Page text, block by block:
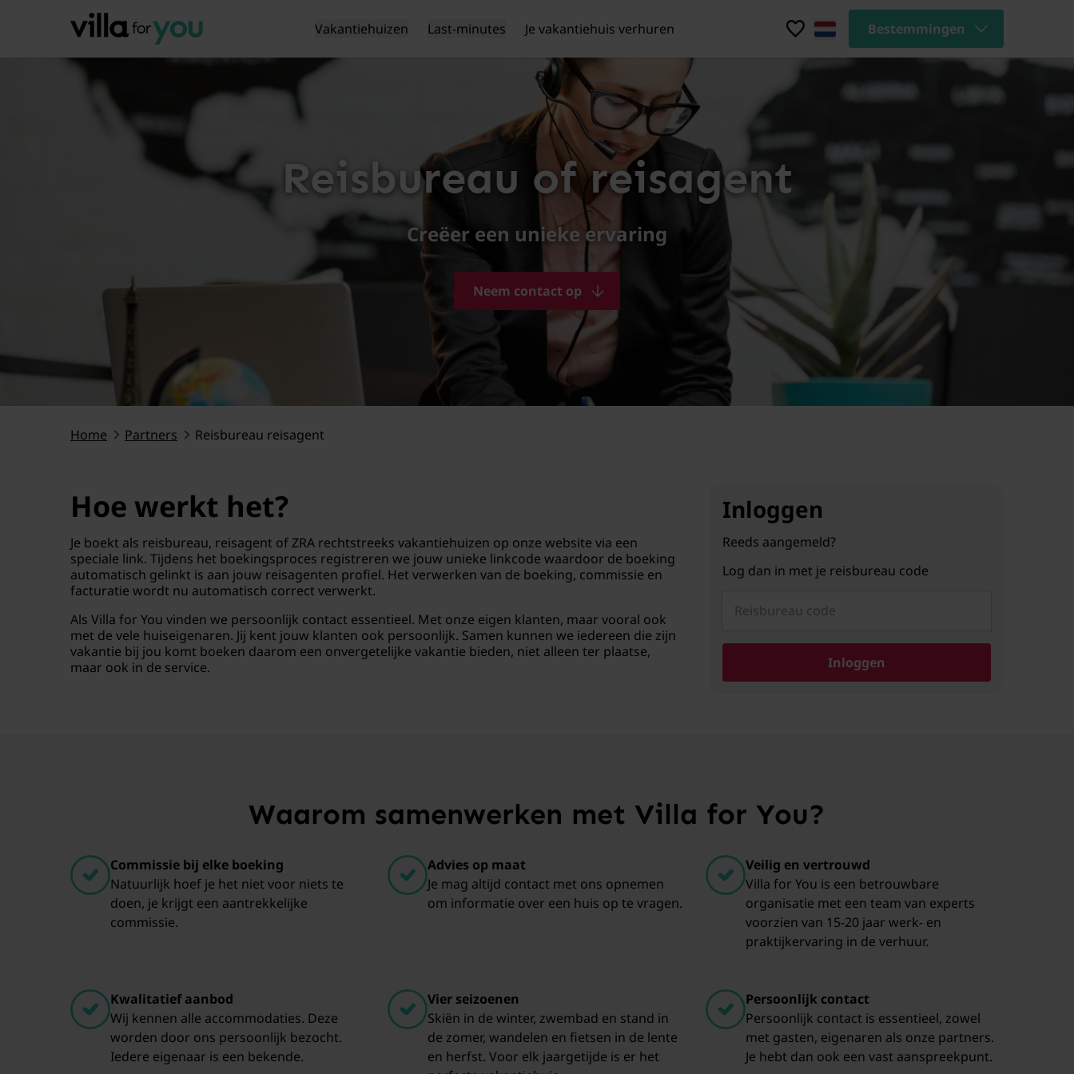
Vakantiehuizen Last-minutes Je vakantiehuis verhuren Bestemmingen
Reisbureau of reisagent
Creëer een unieke ervaring
Neem contact op
Home Partners Reisbureau reisagent
Hoe werkt het?
Je boekt als reisbureau, reisagent of ZRA rechtstreeks vakantiehuizen op onze website via een
speciale link. Tijdens het boekingsproces registreren we jouw unieke linkcode waardoor de boeking
automatisch gelinkt is aan jouw reisagenten profiel. Het verwerken van de boeking, commissie en
facturatie wordt nu automatisch correct verwerkt.
Als Villa for You vinden we persoonlijk contact essentieel. Met onze eigen klanten, maar vooral ook
met de vele huiseigenaren. Jij kent jouw klanten ook persoonlijk. Samen kunnen we iedereen die zijn
vakantie bij jou komt boeken daarom een onvergetelijke vakantie bieden, niet alleen ter plaatse,
maar ook in de service.
Inloggen
Reeds aangemeld?
Log dan in met je reisbureau code
Reisbureau code
Inloggen
Waarom samenwerken met Villa for You?
Commissie bij elke boeking
Natuurlijk hoef je het niet voor niets te
doen, je krijgt een aantrekkelijke
commissie.
Advies op maat
Je mag altijd contact met ons opnemen
om informatie over een huis op te vragen.
Veilig en vertrouwd
Villa for You is een betrouwbare
organisatie met een team van experts
voorzien van 15-20 jaar werk- en
praktijkervaring in de verhuur.
Kwalitatief aanbod
Wij kennen alle accommodaties. Deze
worden door ons persoonlijk bezocht.
Iedere eigenaar is een bekende.
Vier seizoenen
Skiën in de winter, zwembad en stand in
de zomer, wandelen en fietsen in de lente
en herfst. Voor elk jaargetijde is er het
Persoonlijk contact
Persoonlijk contact is essentieel, zowel
met gasten, eigenaren als onze partners.
Je hebt dan ook een vast aanspreekpunt.